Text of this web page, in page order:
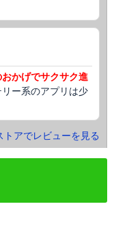
かげでサクサク進
ー系のアプリは少
トアでレビューを見る